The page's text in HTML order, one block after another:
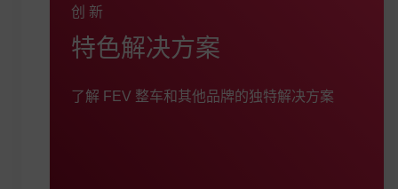
创新
:
特色解决方案
了解 FEV 整车和其他品牌的独特解决方案